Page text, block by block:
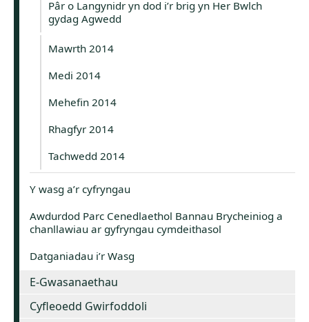
Pâr o Langynidr yn dod i’r brig yn Her Bwlch
gydag Agwedd
Mawrth 2014
Medi 2014
Mehefin 2014
Rhagfyr 2014
Tachwedd 2014
Y wasg a’r cyfryngau
Awdurdod Parc Cenedlaethol Bannau Brycheiniog a
chanllawiau ar gyfryngau cymdeithasol
Datganiadau i’r Wasg
E-Gwasanaethau
Cyfleoedd Gwirfoddoli